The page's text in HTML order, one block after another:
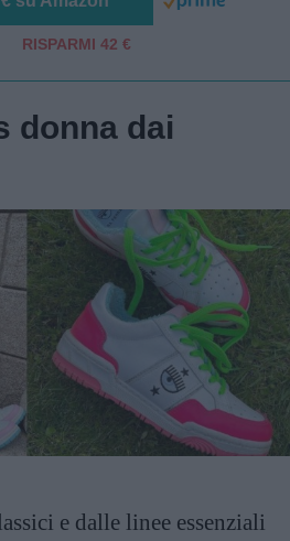
RISPARMI 42 €
donna dai
e dalle linee essenziali